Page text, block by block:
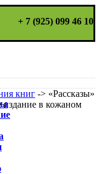
+ 7 (925) 099 46 10
книг -> «Рассказы»
в кожаном